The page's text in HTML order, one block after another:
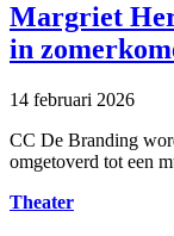
Margriet
in
14 februari 2026
CC De Branding
omgetoverd tot een
Theater